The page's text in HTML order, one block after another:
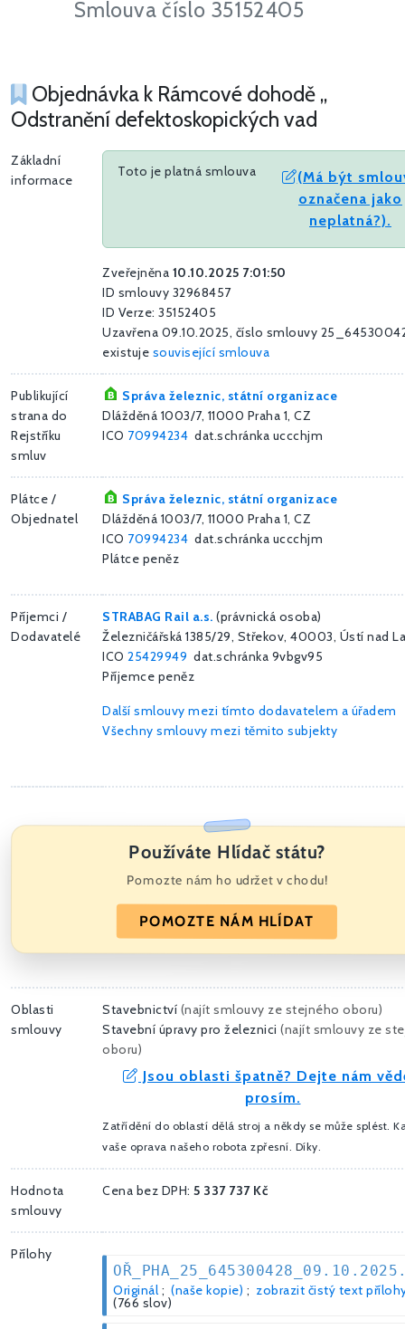
Smlouva číslo 35152405
Objednávka k Rámcové dohodě „
Odstranění defektoskopických vad
Základní
informace
Toto je platná smlouva
(Má být
označena jako
neplatná?).
Zveřejněna 10.10.2025 7:01:50
ID smlouvy 32968457
ID Verze: 35152405
Uzavřena 09.10.2025, číslo smlouvy
existuje související smlouva
Publikující
strana do
Rejstříku
smluv
Správa železnic, státní organizace
Dlážděná 1003/7, 11000 Praha 1, CZ
ICO 70994234 dat.schránka uccchjm
Plátce /
Objednatel
Správa železnic, státní organizace
Dlážděná 1003/7, 11000 Praha 1, CZ
ICO 70994234 dat.schránka uccchjm
Plátce peněz
Příjemci /
Dodavatelé
STRABAG Rail a.s. (právnická osoba)
Železničářská 1385/29, Střekov, 40003, Ústí nad
ICO 25429949 dat.schránka 9vbgv95
Příjemce peněz
Další smlouvy mezi tímto dodavatelem a úřadem
Všechny smlouvy mezi těmito subjekty
Používáte Hlídač státu?
Pomozte nám ho udržet v chodu!
POMOZTE NÁM HLÍDAT
Oblasti
smlouvy
Stavebnictví (najít smlouvy ze stejného oboru)
Stavební úpravy pro železnici (najít smlouvy ze
oboru)
Jsou oblasti špatně? Dejte nám
prosím.
Zatřídění do oblastí dělá stroj a někdy se může splést.
vaše oprava našeho robota zpřesní. Díky.
Hodnota
smlouvy
Cena bez DPH: 5 337 737 Kč
Přílohy
Originál ; (naše kopie) ; zobrazit čistý text
(766 slov)